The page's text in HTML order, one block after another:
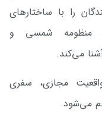
را با ساختارهای
منظومه شمسی و
می‌کند.
مجازی، سفری
می‌شود.